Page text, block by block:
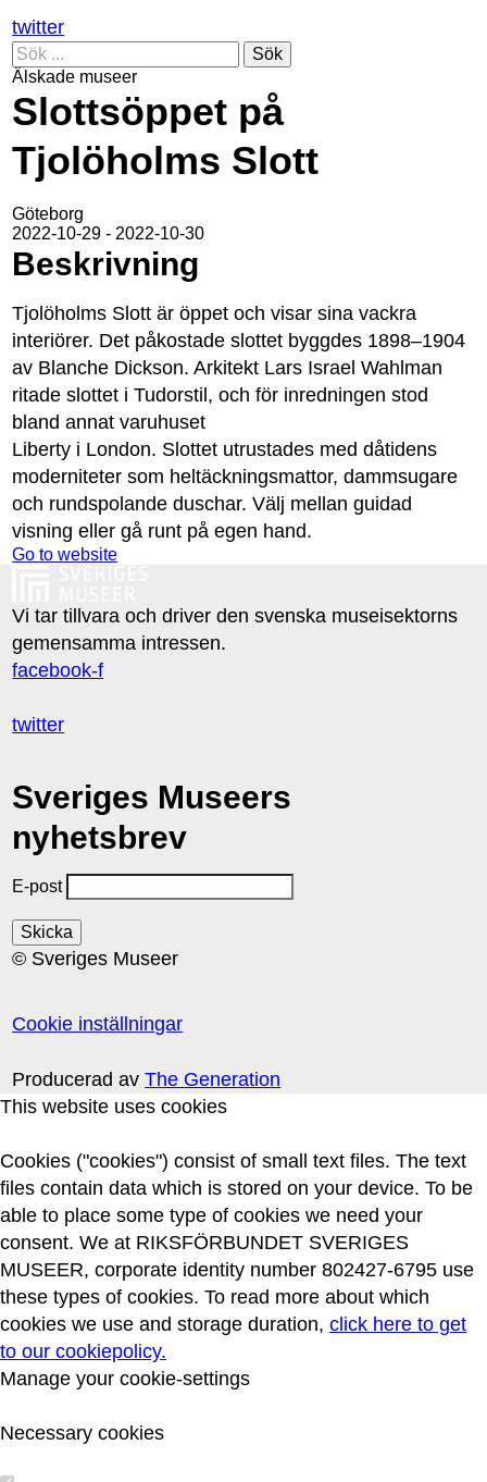
twitter
Sök
Älskade museer
Slottsöppet på
Tjolöholms Slott
Göteborg
2022-10-29 - 2022-10-30
Beskrivning
Tjolöholms Slott är öppet och visar sina vackra
interiörer. Det påkostade slottet byggdes 1898–1904
av Blanche Dickson. Arkitekt Lars Israel Wahlman
ritade slottet i Tudorstil, och för inredningen stod
bland annat varuhuset
Liberty i London. Slottet utrustades med dåtidens
moderniteter som heltäckningsmattor, dammsugare
och rundspolande duschar. Välj mellan guidad
visning eller gå runt på egen hand.
Go to website
Vi tar tillvara och driver den svenska museisektorns
gemensamma intressen.
facebook-f
twitter
Sveriges Museers
nyhetsbrev
E-post
© Sveriges Museer
Cookie inställningar
Producerad avThe Generation
This website uses cookies
Cookies ("cookies") consist of small text files. The text
files contain data which is stored on your device. To be
able to place some type of cookies we need your
consent. We at RIKSFÖRBUNDET SVERIGES
MUSEER, corporate identity number 802427-6795 use
these types of cookies. To read more about which
cookies we use and storage duration, click here to get
to our cookiepolicy.
Manage your cookie-settings
Necessary cookies